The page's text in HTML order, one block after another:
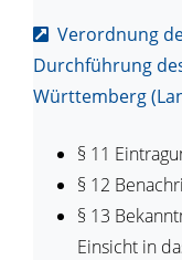
Verordnung
Durchführung
Württemberg
§ 11
§ 12
§ 13
Einsicht in